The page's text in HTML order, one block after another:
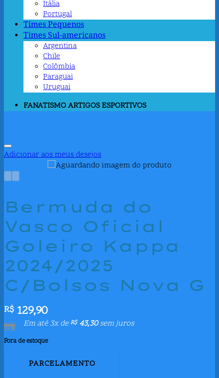
Itália
Portugal
Times Pequenos
Times Sul-americanos
Argentina
Chile
Colômbia
Paraguai
Uruguai
FANATISMO ARTIGOS ESPORTIVOS
Adicionar aos meus desejos
Bermuda do
Vasco Oficial
Goleiro Kappa
2024/2025
C/Bolsos Nova G
R$ 129,90
Em até 3x deR$43,30sem juros
Fora de estoque
PARCELAMENTO